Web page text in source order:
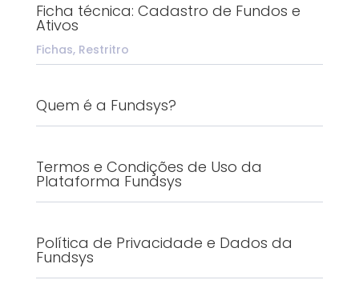
Ficha técnica: Cadastro de Fundos e
Ativos
Fichas, Restritro
Quem é a Fundsys?
Termos e Condições de Uso da
Plataforma Fundsys
Política de Privacidade e Dados da
Fundsys